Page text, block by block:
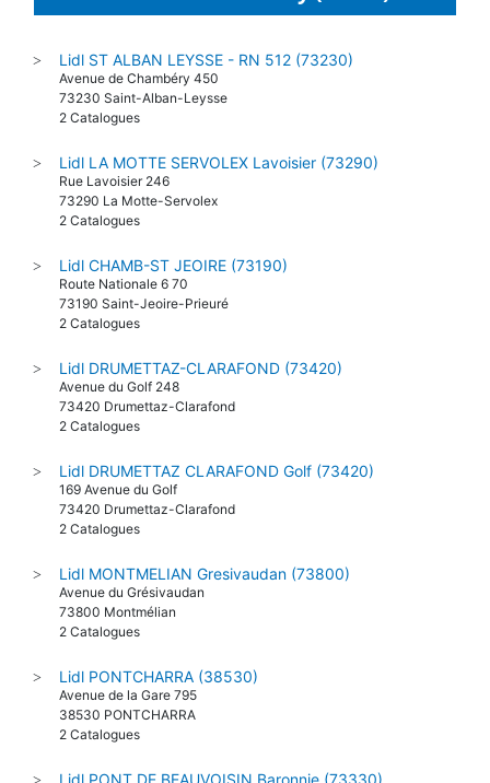
> Lidl ST ALBAN LEYSSE - RN 512 (73230)
Avenue de Chambéry 450
73230 Saint-Alban-Leysse
2 Catalogues
> Lidl LA MOTTE SERVOLEX Lavoisier (73290)
Rue Lavoisier 246
73290 La Motte-Servolex
2 Catalogues
> Lidl CHAMB-ST JEOIRE (73190)
Route Nationale 6 70
73190 Saint-Jeoire-Prieuré
2 Catalogues
> Lidl DRUMETTAZ-CLARAFOND (73420)
Avenue du Golf 248
73420 Drumettaz-Clarafond
2 Catalogues
> Lidl DRUMETTAZ CLARAFOND Golf (73420)
169 Avenue du Golf
73420 Drumettaz-Clarafond
2 Catalogues
> Lidl MONTMELIAN Gresivaudan (73800)
Avenue du Grésivaudan
73800 Montmélian
2 Catalogues
> Lidl PONTCHARRA (38530)
Avenue de la Gare 795
38530 PONTCHARRA
2 Catalogues
> Lidl PONT DE BEAUVOISIN Baronnie (73330)